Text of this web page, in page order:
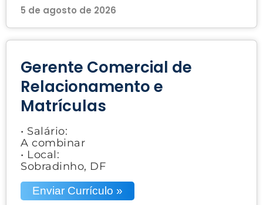
5 de agosto de 2026
Gerente Comercial de
Relacionamento e
Matrículas
• Salário:
A combinar
• Local:
Sobradinho, DF
Enviar Currículo »